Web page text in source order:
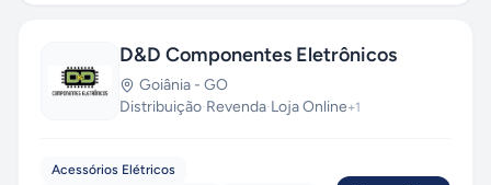
D&D Componentes Eletrônicos
Goiânia - GO
Distribuição·Revenda·Loja Online+1
Acessórios Elétricos